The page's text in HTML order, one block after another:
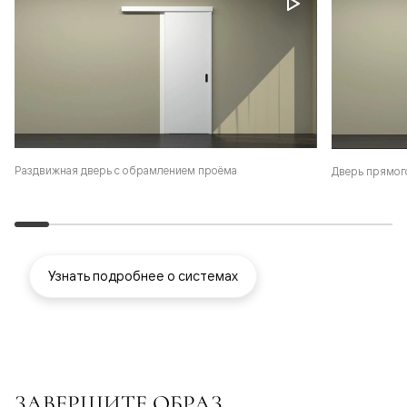
Раздвижная дверь с обрамлением проёма Дверь
Узнать подробнее о системах